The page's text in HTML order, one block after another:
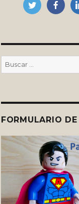
Buscar
por:
FORMULARIO